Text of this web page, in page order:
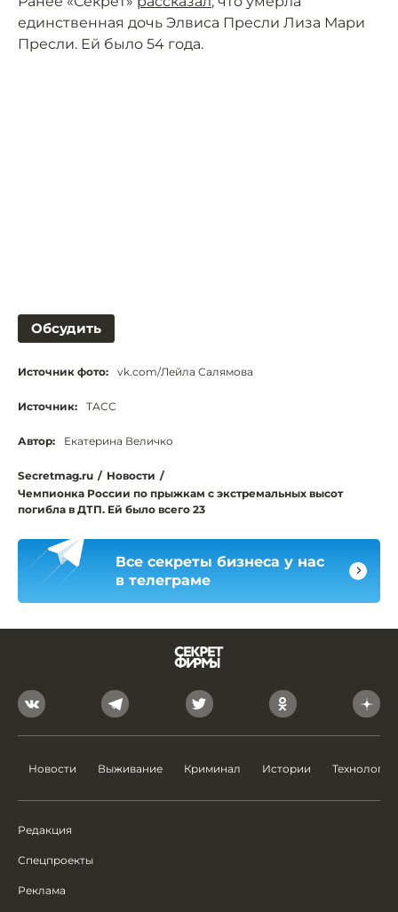
единственная дочь Элвиса Пресли Лиза Мари
Пресли. Ей было 54 года.
Обсудить
Источник фото: vk.com/Лейла Салямова
Источник: ТАСС
Автор: Екатерина Величко
Secretmag.ru / Новости /
Чемпионка России по прыжкам с экстремальных высот
погибла в ДТП. Ей было всего 23
Все секреты бизнеса у нас
в телеграме
Новости Выживание Криминал Истории Технологии
Редакция
Спецпроекты
Реклама